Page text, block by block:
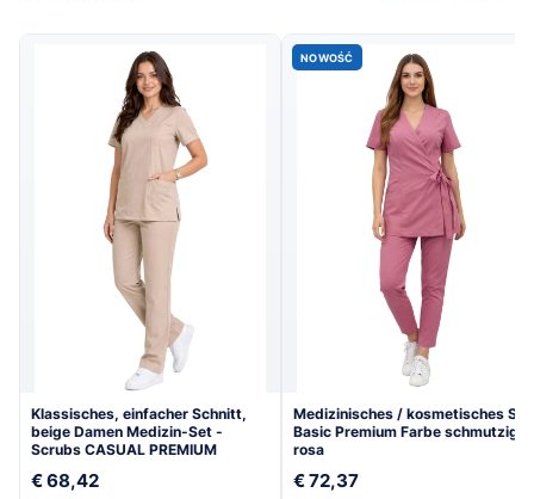
Klassisches, einfacher Schnitt,
beige Damen Medizin-Set -
Scrubs CASUAL PREMIUM
€ 68,42
NOWOŚĆ
Medizinisches / kosmetisches Set
Basic Premium Farbe schmutzig
rosa
€ 72,37